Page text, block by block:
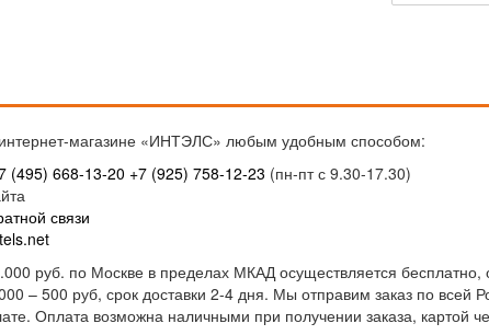
интернет-магазине «ИНТЭЛС» любым удобным способом:
(495) 668-13-20 +7 (925) 758-12-23 (пн-пт с 9.30-17.30)
связи
руб. по Москве в пределах МКАД осуществляется
– 500 руб, срок доставки 2-4 дня. Мы отправим заказ по всей
Оплата возможна наличными при получении заказа, картой